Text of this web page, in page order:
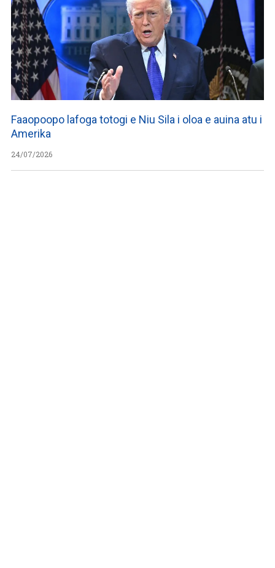
Faaopoopo lafoga totogi e Niu Sila i oloa e auina atu i
Amerika
24/07/2026